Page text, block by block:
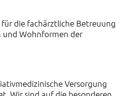
die fachärztliche Betreuung
und Wohnformen der
Versorgung